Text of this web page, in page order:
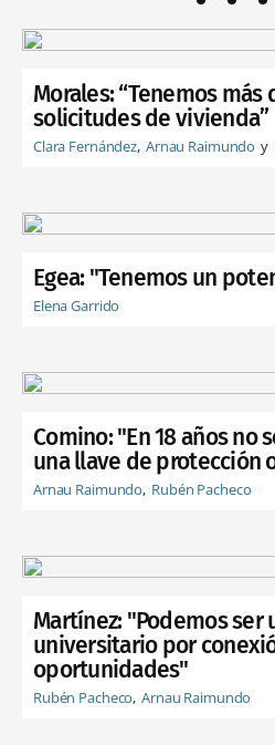
Morales: “Tenemos más
solicitudes de vivienda”
Clara Fernández Arnau Raimundo
Egea: "Tenemos un
Elena Garrido
Comino: "En 18 años no
una llave de protección
Arnau Raimundo Rubén Pacheco
Martínez: "Podemos ser
universitario por
oportunidades"
Rubén Pacheco Arnau Raimundo